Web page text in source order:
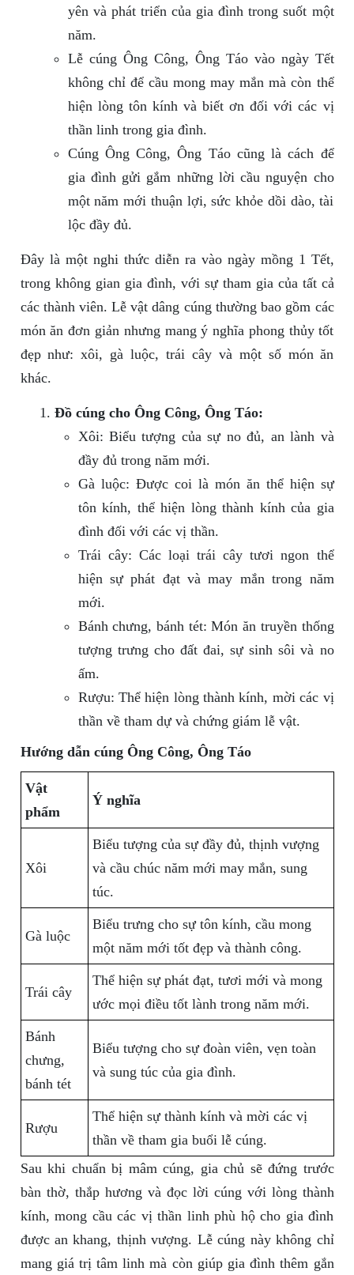
yên và phát triển của gia đình trong suốt một
năm.
Lễ cúng Ông Công, Ông Táo vào ngày Tết
không chỉ để cầu mong may mắn mà còn thể
hiện lòng tôn kính và biết ơn đối với các vị
thần linh trong gia đình.
Cúng Ông Công, Ông Táo cũng là cách để
gia đình gửi gắm những lời cầu nguyện cho
một năm mới thuận lợi, sức khỏe dồi dào, tài
lộc đầy đủ.
Đây là một nghi thức diễn ra vào ngày mồng 1 Tết,
trong không gian gia đình, với sự tham gia của tất cả
các thành viên. Lễ vật dâng cúng thường bao gồm các
món ăn đơn giản nhưng mang ý nghĩa phong thủy tốt
đẹp như: xôi, gà luộc, trái cây và một số món ăn
khác.
Đồ cúng cho Ông Công, Ông Táo:
Xôi: Biểu tượng của sự no đủ, an lành và
đầy đủ trong năm mới.
Gà luộc: Được coi là món ăn thể hiện sự
tôn kính, thể hiện lòng thành kính của gia
đình đối với các vị thần.
Trái cây: Các loại trái cây tươi ngon thể
hiện sự phát đạt và may mắn trong năm
mới.
Bánh chưng, bánh tét: Món ăn truyền thống
tượng trưng cho đất đai, sự sinh sôi và no
ấm.
Rượu: Thể hiện lòng thành kính, mời các vị
thần về tham dự và chứng giám lễ vật.
Hướng dẫn cúng Ông Công, Ông Táo
Vật
phẩm
Ý nghĩa
Xôi
Biểu tượng của sự đầy đủ, thịnh vượng
và cầu chúc năm mới may mắn, sung
túc.
Gà luộc
Biểu trưng cho sự tôn kính, cầu mong
một năm mới tốt đẹp và thành công.
Trái cây
Thể hiện sự phát đạt, tươi mới và mong
ước mọi điều tốt lành trong năm mới.
Bánh
chưng,
bánh tét
Biểu tượng cho sự đoàn viên, vẹn toàn
và sung túc của gia đình.
Rượu
Thể hiện sự thành kính và mời các vị
thần về tham gia buổi lễ cúng.
Sau khi chuẩn bị mâm cúng, gia chủ sẽ đứng trước
bàn thờ, thắp hương và đọc lời cúng với lòng thành
kính, mong cầu các vị thần linh phù hộ cho gia đình
được an khang, thịnh vượng. Lễ cúng này không chỉ
mang giá trị tâm linh mà còn giúp gia đình thêm gắn